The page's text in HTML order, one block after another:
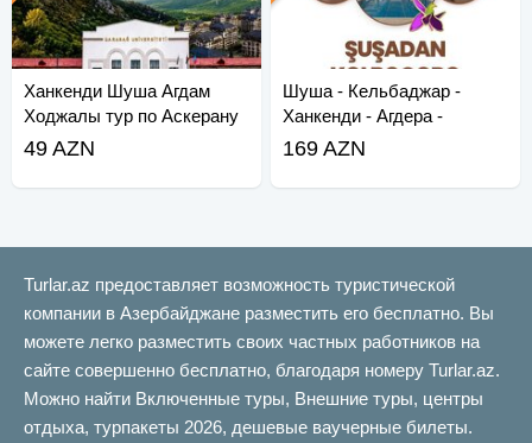
Ханкенди Шуша Агдам
Ходжалы тур по Аскерану
49 AZN
Шуша - Кельбаджар -
Ханкенди - Агдера -
Суговушан - Агдам - Хо
169 AZN
Turlar.az предоставляет возможность туристической
компании в Азербайджане разместить его бесплатно. Вы
можете легко разместить своих частных работников на
сайте совершенно бесплатно, благодаря номеру Turlar.az.
Можно найти Включенные туры, Внешние туры, центры
отдыха, турпакеты 2026, дешевые ваучерные билеты.